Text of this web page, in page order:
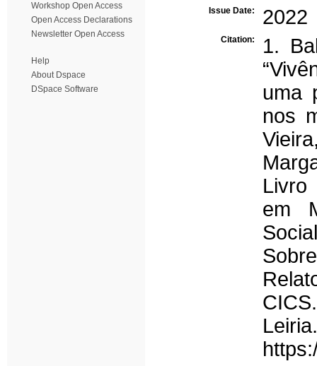
Workshop Open Access
Open Access Declarations
Newsletter Open Access
Help
About Dspace
DSpace Software
Issue Date: 2022
Citation:
1.
uma
nos
Livro
em